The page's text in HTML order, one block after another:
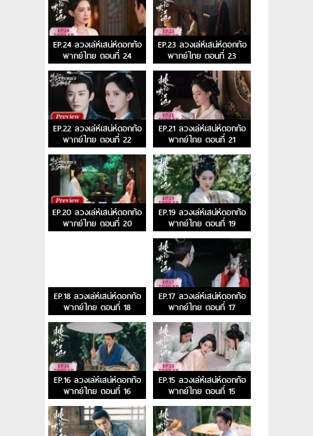
EP.24 ลวงเล่ห์เสน่ห์ดอกท้อ
พากย์ไทย ตอนที่ 24
EP.23 ลวงเล่ห์เสน่ห์ดอกท้อ
พากย์ไทย ตอนที่ 23
EP.22 ลวงเล่ห์เสน่ห์ดอกท้อ
พากย์ไทย ตอนที่ 22
EP.21 ลวงเล่ห์เสน่ห์ดอกท้อ
พากย์ไทย ตอนที่ 21
EP.20 ลวงเล่ห์เสน่ห์ดอกท้อ
พากย์ไทย ตอนที่ 20
EP.19 ลวงเล่ห์เสน่ห์ดอกท้อ
พากย์ไทย ตอนที่ 19
EP.18 ลวงเล่ห์เสน่ห์ดอกท้อ
พากย์ไทย ตอนที่ 18
EP.17 ลวงเล่ห์เสน่ห์ดอกท้อ
พากย์ไทย ตอนที่ 17
EP.16 ลวงเล่ห์เสน่ห์ดอกท้อ
พากย์ไทย ตอนที่ 16
EP.15 ลวงเล่ห์เสน่ห์ดอกท้อ
พากย์ไทย ตอนที่ 15